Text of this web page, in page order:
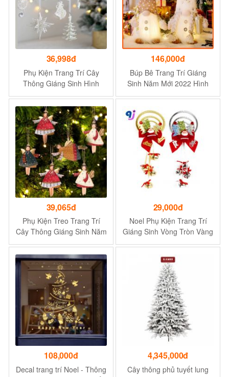
36,998đ
Phụ Kiện Trang Trí Cây
Thông Giáng Sinh Hình
Thiên Thần / Nơ & Ngôi Sao
Năm Cánh & Chuông Lấp
Lánh / Nhà Hàng & Cửa Sổ
& Tường
146,000đ
Búp Bê Trang Trí Giáng
Sinh Năm Mới 2022 Hình
Vô Diện
39,065đ
Phụ Kiện Treo Trang Trí
Cây Thông Giáng Sinh Năm
Mới Bằng Kim Loại
29,000đ
Noel Phụ Kiện Trang Trí
Giáng Sinh Vòng Tròn Vàng
Chuông Ông Già NL025
108,000đ
Decal trang trí Noel - Thông
4,345,000đ
Cây thông phủ tuyết lung